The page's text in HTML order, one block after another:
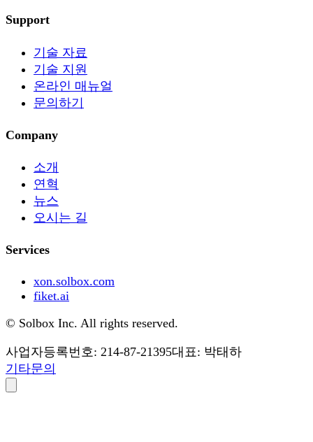
Support
기술 자료
기술 지원
온라인 매뉴얼
문의하기
Company
소개
연혁
뉴스
오시는 길
Services
xon.solbox.com
fiket.ai
© Solbox Inc. All rights reserved.
사업자등록번호: 214-87-21395대표: 박태하
기타문의